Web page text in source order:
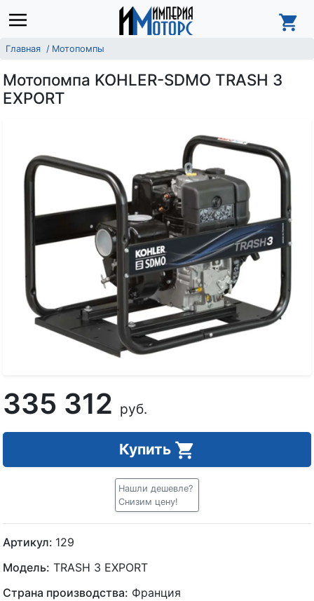
Главная Мотопомпы
Мотопомпа KOHLER-SDMO TRASH 3
EXPORT
335 312 руб.
Купить
Нашли дешевле?
Снизим цену!
Артикул: 129
Модель: TRASH 3 EXPORT
Страна производства: Франция